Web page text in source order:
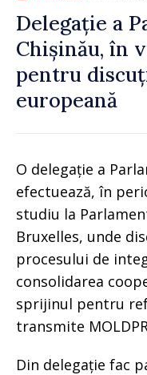
Delegație a
Chișinău, în
pentru
europeană
O delegație a
efectuează, în
studiu la
Bruxelles, unde
procesului de
consolidarea
sprijinul pentru
transmite
Din delegație fac